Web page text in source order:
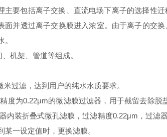
要包括离子交换、直流电场下离子的选择性
面并透过离子交换膜进入浓室。由于离子的交
机架、管道等组成。
过滤，达到用户的纯水水质要求。
度为0.22μm的微滤膜过滤器，用于截留去除
内装折叠式微孔滤膜，过滤精度0.22μm，过
一设定值时，更换滤膜。